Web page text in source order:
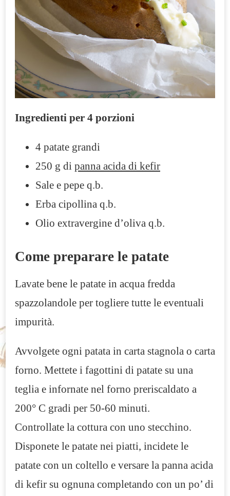
Ingredienti per 4 porzioni
4 patate grandi
250 g di panna acida di kefir
Sale e pepe q.b.
Erba cipollina q.b.
Olio extravergine d’oliva q.b.
Come preparare le patate
Lavate bene le patate in acqua fredda
spazzolandole per togliere tutte le eventuali
impurità.
Avvolgete ogni patata in carta stagnola o carta
forno. Mettete i fagottini di patate su una
teglia e infornate nel forno preriscaldato a
200° C gradi per 50-60 minuti.
Controllate la cottura con uno stecchino.
Disponete le patate nei piatti, incidete le
patate con un coltello e versare la panna acida
di kefir su ognuna completando con un po’ di